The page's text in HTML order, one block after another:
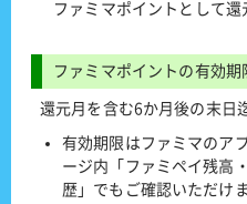
ファミマポイントとして還
ファミマポイントの有効期
還元月を含む6か月後の末日
有効期限はファミマのア
ージ内「ファミペイ残高
歴」でもご確認いただけま